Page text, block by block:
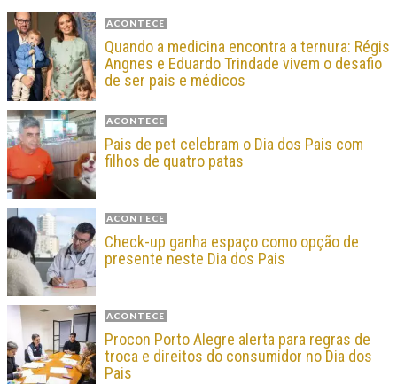
ACONTECE
Quando a medicina encontra a ternura: Régis
Angnes e Eduardo Trindade vivem o desafio
de ser pais e médicos
ACONTECE
Pais de pet celebram o Dia dos Pais com
filhos de quatro patas
ACONTECE
Check-up ganha espaço como opção de
presente neste Dia dos Pais
ACONTECE
Procon Porto Alegre alerta para regras de
troca e direitos do consumidor no Dia dos
Pais